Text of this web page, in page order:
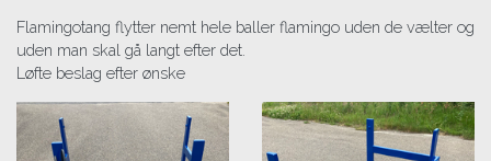
Flamingotang flytter nemt hele baller flamingo uden de vælter og
uden man skal gå langt efter det.
Løfte beslag efter ønske